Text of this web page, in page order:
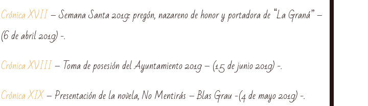
Crónica XVII– Semana Santa 2019: pregón, nazareno de honor y portadora de “La Graná” –
(6 de abril 2019) -.
Crónica XVIII– Toma de posesión del Ayuntamiento 2019 – (15 de junio 2019) -.
Crónica XIX– Presentación de la novela, No Mentirás – Blas Grau -(4 de mayo 2019) -.